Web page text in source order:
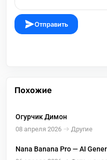
Отправить
Похожие
Огурчик Димон
08 апреля 2026 Другие
Nana Banana Pro — AI